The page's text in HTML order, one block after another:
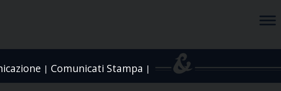
| Comunicati Stampa |